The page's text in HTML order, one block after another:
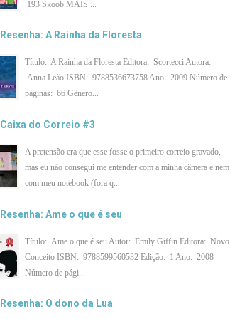
193 Skoob MAIS ...
Resenha: A Rainha da Floresta
Título: A Rainha da Floresta Editora: Scortecci Autora:
Anna Leão ISBN: 9788536673758 Ano: 2009 Número de
páginas: 66 Gênero...
Caixa do Correio #3
A pretensão era que esse fosse o primeiro correio gravado,
mas eu não consegui me entender com a minha câmera e nem
com meu notebook (fora q...
Resenha: Ame o que é seu
Título: Ame o que é seu Autor: Emily Giffin Editora: Novo
Conceito ISBN: 9788599560532 Edição: 1 Ano: 2008
Número de pági...
Resenha: O dono da Lua